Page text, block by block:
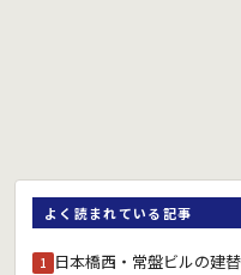
よく読まれている記事
1 日本橋西・常盤ビルの建